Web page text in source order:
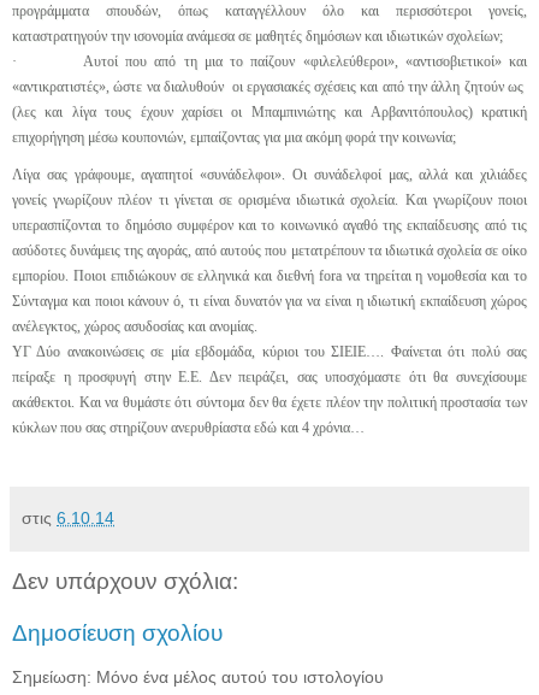
προγράμματα σπουδών, όπως καταγγέλλουν όλο και περισσότεροι γονείς,
καταστρατηγούν την ισονομία ανάμεσα σε μαθητές δημόσιων και ιδιωτικών σχολείων;
· Αυτοί που από τη μια το παίζουν «φιλελεύθεροι», «αντισοβιετικοί» και
«αντικρατιστές», ώστε να διαλυθούν οι εργασιακές σχέσεις και από την άλλη ζητούν ως
(λες και λίγα τους έχουν χαρίσει οι Μπαμπινιώτης και Αρβανιτόπουλος) κρατική
επιχορήγηση μέσω κουπονιών, εμπαίζοντας για μια ακόμη φορά την κοινωνία;
Λίγα σας γράφουμε, αγαπητοί «συνάδελφοι». Οι συνάδελφοί μας, αλλά και χιλιάδες
γονείς γνωρίζουν πλέον τι γίνεται σε ορισμένα ιδιωτικά σχολεία. Και γνωρίζουν ποιοι
υπερασπίζονται το δημόσιο συμφέρον και το κοινωνικό αγαθό της εκπαίδευσης από τις
ασύδοτες δυνάμεις της αγοράς, από αυτούς που μετατρέπουν τα ιδιωτικά σχολεία σε οίκο
εμπορίου. Ποιοι επιδιώκουν σε ελληνικά και διεθνή fora να τηρείται η νομοθεσία και το
Σύνταγμα και ποιοι κάνουν ό, τι είναι δυνατόν για να είναι η ιδιωτική εκπαίδευση χώρος
ανέλεγκτος, χώρος ασυδοσίας και ανομίας.
ΥΓ Δύο ανακοινώσεις σε μία εβδομάδα, κύριοι του ΣΙΕΙΕ…. Φαίνεται ότι πολύ σας
πείραξε η προσφυγή στην Ε.Ε. Δεν πειράζει, σας υποσχόμαστε ότι θα συνεχίσουμε
ακάθεκτοι. Και να θυμάστε ότι σύντομα δεν θα έχετε πλέον την πολιτική προστασία των
κύκλων που σας στηρίζουν ανερυθρίαστα εδώ και 4 χρόνια…
στις 6.10.14
Δεν υπάρχουν σχόλια:
Δημοσίευση σχολίου
Σημείωση: Μόνο ένα μέλος αυτού του ιστολογίου